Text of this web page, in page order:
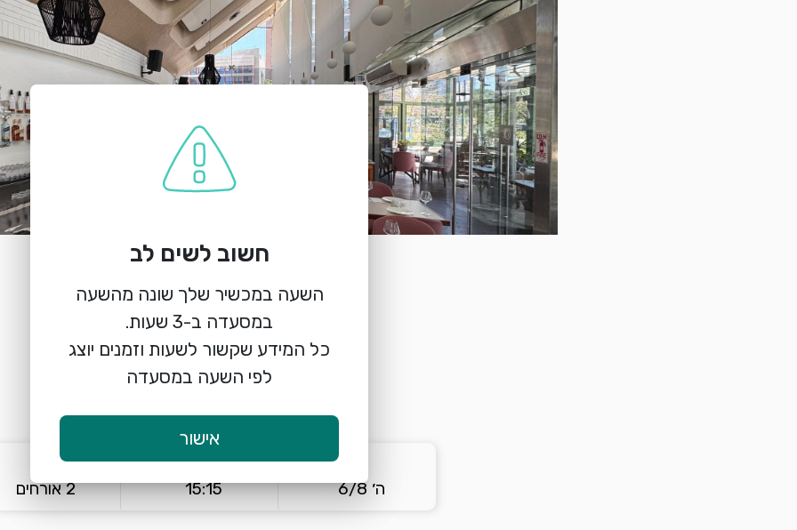
הזמנת מקום
ניניו
וייצמן 2, תל אביב
keyboard_arrow_down
ה׳ 6/8
keyboard_arrow_down
15:15 2 אורחים
חשוב לשים לב
השעה במכשיר שלך שונה מהשעה
כל המידע שקשור לשעות וזמנים יוצג
לפי השעה במסעדה
אישור